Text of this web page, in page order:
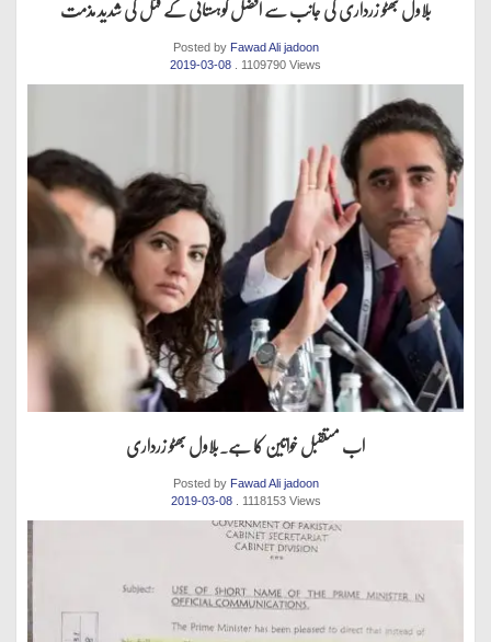
بلاول بھٹو زرداری کی جانب سے افضل کوہستانی کے قتل کی شدید مذمت
Posted by Fawad Ali jadoon
2019-03-08 . 1109790 Views
اب مستقبل خواتین کا ہے.بلاول بھٹو زرداری
Posted by Fawad Ali jadoon
2019-03-08
. 1118153 Views